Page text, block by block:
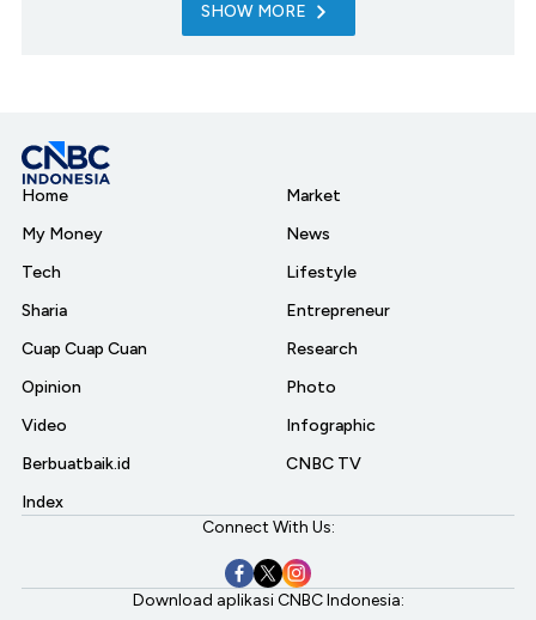
SHOW MORE
Home
My Money
Tech
Sharia
Cuap Cuap Cuan
Opinion
Video
Berbuatbaik.id
Index
Market
News
Lifestyle
Entrepreneur
Research
Photo
Infographic
CNBC TV
Connect With Us:
Download aplikasi CNBC Indonesia: